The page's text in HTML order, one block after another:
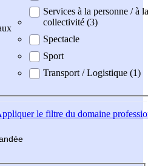
Services à la personne / à la
collectivité (3)
Spectacle
Sport
Transport / Logistique (1)
le filtre du domaine